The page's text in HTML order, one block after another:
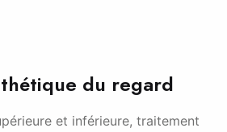
du regard
et inférieure, traitement